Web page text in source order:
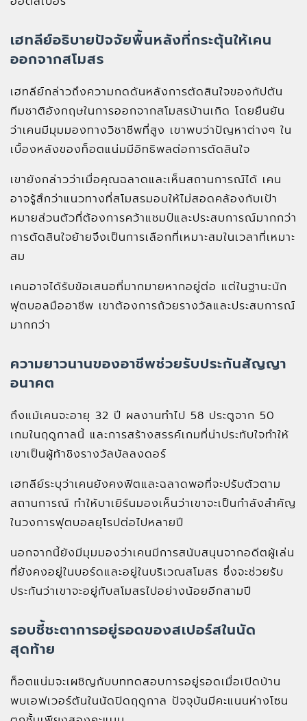
เฮทลีย์อธิบายปัจจัยพื้นหลังที่กระตุ้นให้เคน
ออกจากสโมสร
เฮทลีย์กล่าวถึงความกดดันหลังการตัดสินใจของกัปตัน
ทีมชาติอังกฤษในการออกจากสโมสรบ้านเกิด โดยยืนยัน
ว่าเคนมีมุมมองทางวิชาชีพที่สูง เขาพบว่าปัญหาต่างๆ ใน
เบื้องหลังของท็อตแน่มมีอิทธิพลต่อการตัดสินใจ
เขายังกล่าวว่าเมื่อคุณฉลาดและเห็นสถานการณ์ได้ เคน
อาจรู้สึกว่าแนวทางที่สโมสรมอบให้ไม่สอดคล้องกับเป้า
หมายส่วนตัวที่ต้องการคว้าแชมป์และประสบการณ์มากกว่า
การตัดสินใจย้ายจึงเป็นการเลือกที่เหมาะสมในเวลาที่เหมาะ
สม
เคนอาจได้รับข้อเสนอที่มากมายหากอยู่ต่อ แต่ในฐานะนัก
ฟุตบอลมืออาชีพ เขาต้องการถ้วยรางวัลและประสบการณ์
มากกว่า
ความยาวนานของอาชีพช่วยรับประกันสัญญา
อนาคต
ถึงแม้เคนจะอายุ 32 ปี ผลงานทำไป 58 ประตูจาก 50
เกมในฤดูกาลนี้ และการสร้างสรรค์เกมที่น่าประทับใจทำให้
เขาเป็นผู้ท้าชิงรางวัลบัลลงดอร์
เฮทลีย์ระบุว่าเคนยังคงฟิตและฉลาดพอที่จะปรับตัวตาม
สถานการณ์ ทำให้บาเยิร์นมองเห็นว่าเขาจะเป็นกำลังสำคัญ
ในวงการฟุตบอลยุโรปต่อไปหลายปี
นอกจากนี้ยังมีมุมมองว่าเคนมีการสนับสนุนจากอดีตผู้เล่น
ที่ยังคงอยู่ในบอร์ดและอยู่ในบริเวณสโมสร ซึ่งจะช่วยรับ
ประกันว่าเขาจะอยู่กับสโมสรไปอย่างน้อยอีกสามปี
รอบชี้ชะตาการอยู่รอดของสเปอร์สในนัด
สุดท้าย
ท็อตแน่มจะเผชิญกับบททดสอบการอยู่รอดเมื่อเปิดบ้าน
พบเอฟเวอร์ตันในนัดปิดฤดูกาล ปัจจุบันมีคะแนนห่างโซน